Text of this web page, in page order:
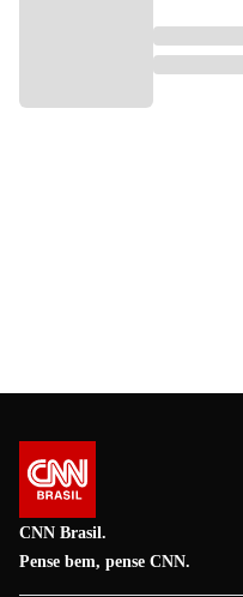
CNN Brasil.
Pense bem, pense CNN.